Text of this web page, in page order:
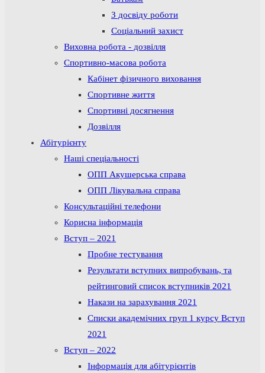
З досвіду роботи
Соціальний захист
Виховна робота - дозвілля
Спортивно-масова робота
Кабінет фізичного виховання
Спортивне життя
Спортивні досягнення
Дозвілля
Абітурієнту
Наші спеціальності
ОПП Акушерська справа
ОПП Лікувальна справа
Консультаційні телефони
Корисна інформація
Вступ – 2021
Пробне тестування
Результати вступних випробувань, та
рейтинговий список вступників 2021
Накази на зарахування 2021
Списки академічних груп 1 курсу Вступ
2021
Вступ – 2022
Інформація для абітурієнтів